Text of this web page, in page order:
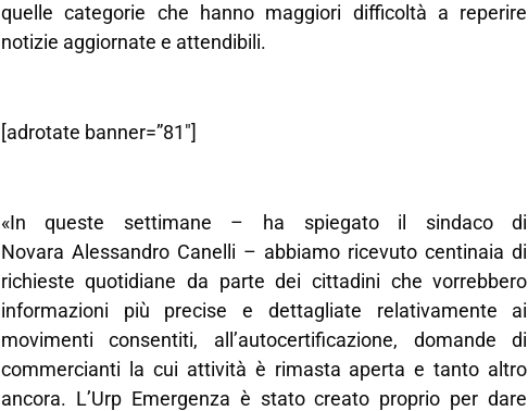
quelle categorie che hanno maggiori difficoltà a reperire
notizie aggiornate e attendibili.
[adrotate banner=”81″]
«In queste settimane – ha spiegato il sindaco di
Novara Alessandro Canelli – abbiamo ricevuto centinaia di
richieste quotidiane da parte dei cittadini che vorrebbero
informazioni più precise e dettagliate relativamente ai
movimenti consentiti, all’autocertificazione, domande di
commercianti la cui attività è rimasta aperta e tanto altro
ancora. L’Urp Emergenza è stato creato proprio per dare